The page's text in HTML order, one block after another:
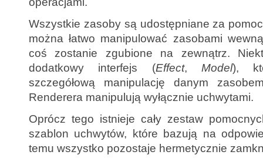
Wszystkie zasoby są udostępniane za
można łatwo manipulować zasobami
coś zostanie zgubione na zewnątrz.
dodatkowy interfejs (Effect, Model),
szczegółową manipulację danym
Renderera manipulują wyłącznie uchwytami.
Oprócz tego istnieje cały zestaw
szablon uchwytów, które bazują na
temu wszystko pozostaje hermetycznie